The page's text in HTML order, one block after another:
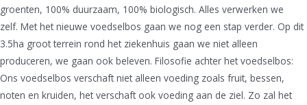
groenten, 100% duurzaam, 100% biologisch. Alles verwerken we
zelf. Met het nieuwe voedselbos gaan we nog een stap verder. Op dit
3.5ha groot terrein rond het ziekenhuis gaan we niet alleen
produceren, we gaan ook beleven. Filosofie achter het voedselbos:
Ons voedselbos verschaft niet alleen voeding zoals fruit, bessen,
noten en kruiden, het verschaft ook voeding aan de ziel. Zo zal het